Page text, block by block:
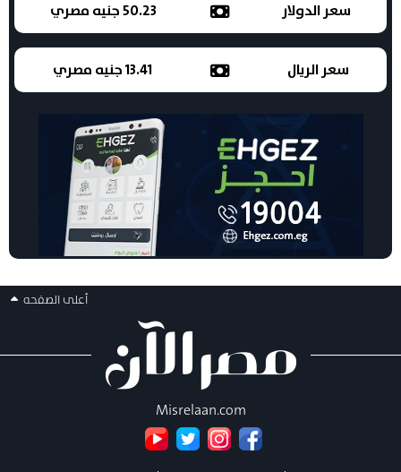
سعر الدولار 50.23 جنيه مصري
سعر الريال 13.41 جنيه مصري
أعلى الصفحه
Misrelaan.com